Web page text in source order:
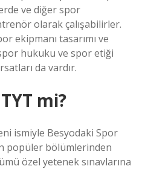
ve diğer spor
olarak çalışabilirler.
ekipmanı tasarımı ve
hukuku ve spor etiği
da vardır.
mi?
ismiyle Besyodaki Spor
popüler bölümlerinden
özel yetenek sınavlarına